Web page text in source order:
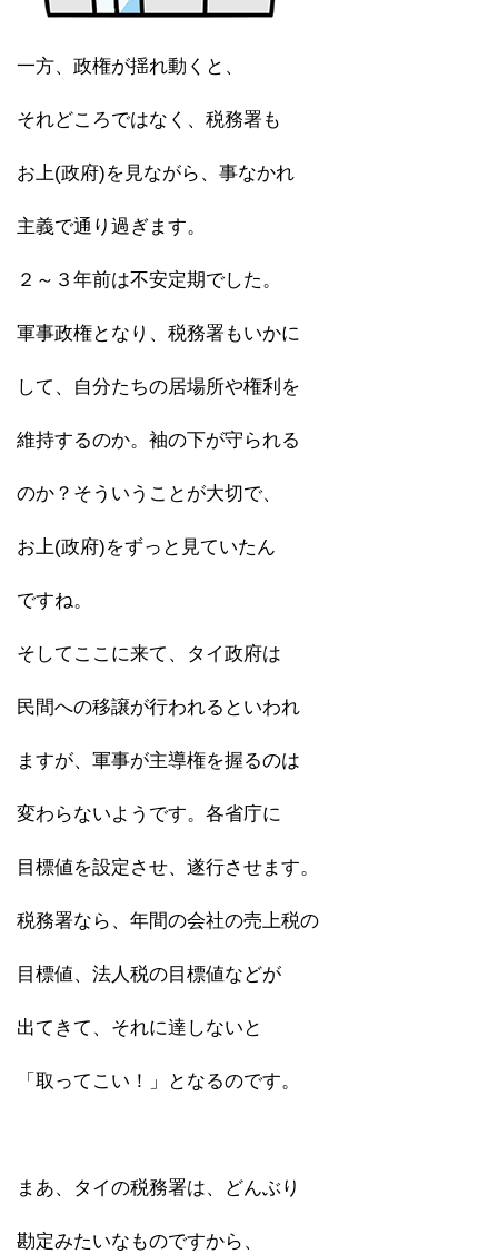
一方、政権が揺れ動くと、
それどころではなく、税務署も
お上(政府)を見ながら、事なかれ
主義で通り過ぎます。
２～３年前は不安定期でした。
軍事政権となり、税務署もいかに
して、自分たちの居場所や権利を
維持するのか。袖の下が守られる
のか？そういうことが大切で、
お上(政府)をずっと見ていたん
ですね。
そしてここに来て、タイ政府は
民間への移譲が行われるといわれ
ますが、軍事が主導権を握るのは
変わらないようです。各省庁に
目標値を設定させ、遂行させます。
税務署なら、年間の会社の売上税の
目標値、法人税の目標値などが
出てきて、それに達しないと
「取ってこい！」となるのです。
まあ、タイの税務署は、どんぶり
勘定みたいなものですから、